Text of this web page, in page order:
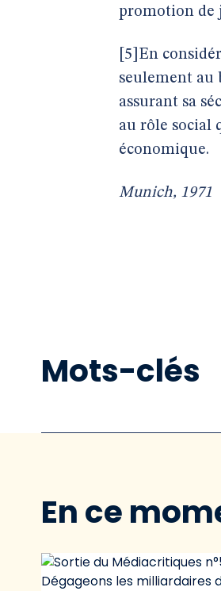
promotion de
[5]En
seulement au
assurant sa
au rôle social
économique.
Munich, 1971
Mots-clés
En ce